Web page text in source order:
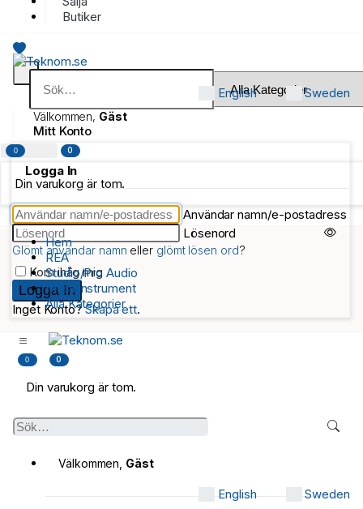
Butiker
English Sweden
Välkommen, Gäst
Mitt Konto
Logga In
Användar namn/e-postadress
Lösenord
Glömt användar namn eller glömt lösen ord?
Kom ihåg mig
Inget Konto?Skapa ett.
0 0
Din varukorg är tom.
Hem
REA
Studio/Pro Audio
Musikinstrument
Alla Kategorier
0 0
Din varukorg är tom.
Välkommen, Gäst
English
Sweden